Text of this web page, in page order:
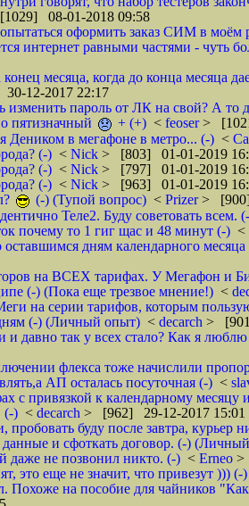
08-01-2018 09:58
оформить заказ СИМ в моём
интернет равными частями - чуть
месяца, когда до конца месяца
12-2017 22:17
изменить пароль от ЛК на свой? А то
пятизначный
+ (+) < feoser>
Деником в мегафоне в метро... (-) <
(-) < Nick > [803] 01-01-2019
(-) < Nick > [797] 01-01-2019
(-) < Nick > [963] 01-01-2019
(-) (Тупой вопрос) < Prizer>
Теле2. Буду советовать всем.
почему то 1 гиг щас и 48 минут (-) <
дням календарного
на ВСЕХ тарифах. У Мегафон и Би
(-) (Пока еще трезвое мнение!) <
на серии тарифов, которым
(-) (Личный опыт) < decarch >
и давно так у всех стало? Как я
флекса тоже начислили
АП осталась посуточная (-) <
с привязкой к календарному
(-) < decarch > [962] 29-12-2017 15:01
пробовать буду после завтра,
данные и сфоткать договор. (-)
даже не позвонил никто. (-) < Erneo >
это еще не значит, что привезут ))) (-)
Похоже на пособие для чайников